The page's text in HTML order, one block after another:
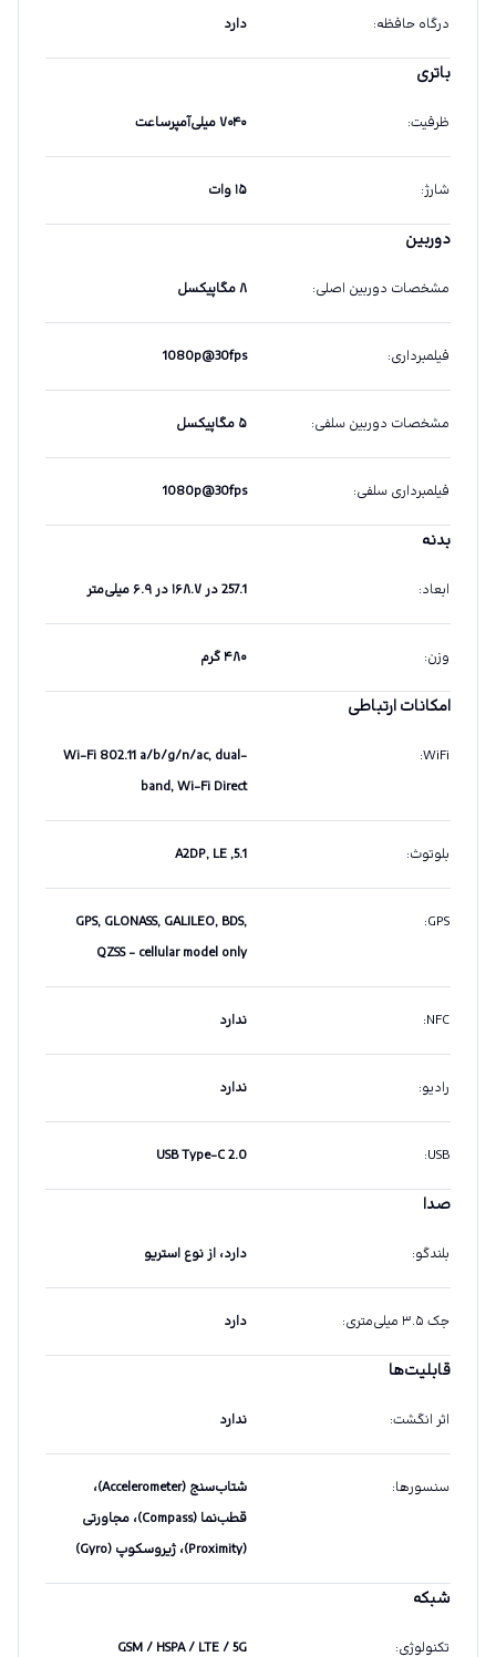
درگاه حافظه: دارد
باتری
ظرفیت: ۷۰۴۰ میلی‌آمپرساعت
شارژ: ۱۵ وات
دوربین
مشخصات دوربین اصلی: ۸ مگاپیکسل
فیلمبرداری:
1080p@30fps
مشخصات دوربین سلفی: ۵ مگاپیکسل
فیلمبرداری سلفی:
1080p@30fps
بدنه
ابعاد: 257.1 در ۱۶۸.۷ در ۶.۹ میلی‌متر
وزن: ۴۸۰ گرم
امکانات ارتباطی
WiFi
:
Wi-Fi 802.11 a/b/g/n/ac, dual-
band, Wi-Fi Direct
بلوتوث:
5.1, A2DP, LE
GPS
:
GPS, GLONASS, GALILEO, BDS,
QZSS - cellular model only
NFC
: ندارد
رادیو: ندارد
USB
:
USB Type-C 2.0
صدا
بلندگو: دارد،‌ از نوع استریو
جک ۳.۵ میلی‌متری : دارد
قابلیت‌ها
اثر انگشت: ندارد
سنسورها:
شتاب‌سنج (Accelerometer)،
قطب‌نما (Compass)، مجاورتی
(Proximity)، ژیروسکوپ (Gyro)
شبکه
تکنولوژی:
GSM / HSPA / LTE / 5G